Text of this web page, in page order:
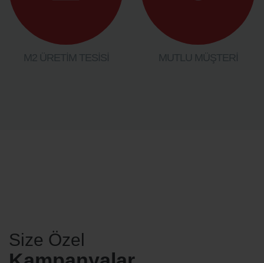
M2 ÜRETİM TESİSİ MUTLU MÜŞTERİ
Size Özel